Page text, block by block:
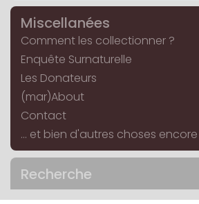
Miscellanées
Comment les collectionner ?
Enquête Surnaturelle
Les Donateurs
(mar)About
Contact
... et bien d'autres choses encore
Recherche